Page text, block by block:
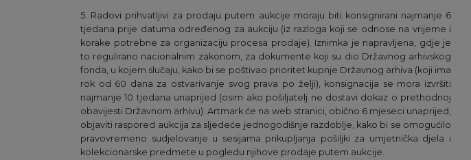
5. Radovi prihvatljivi za prodaju putem aukcije moraju biti konsignirani najmanje 6
tjedana prije datuma određenog za aukciju (iz razloga koji se odnose na vrijeme i
korake potrebne za organizaciju procesa prodaje). Iznimka je napravljena, gdje je
to regulirano nacionalnim zakonom, za dokumente koji su dio Državnog arhivskog
fonda, u kojem slučaju, kako bi se poštivao prioritet kupnje Državnog arhiva (koji ima
rok od 60 dana za ostvarivanje svog prava po želji), konsignacija se mora izvršiti
najmanje 10 tjedana unaprijed (osim ako pošiljatelj ne dostavi dokaz o prethodnoj
obavijesti Državnom arhivu). Artmark će na web stranici, obično 6 mjeseci unaprijed,
objaviti raspored aukcija za sljedeće jednogodišnje razdoblje, kako bi se omogućilo
pravovremeno sudjelovanje u sesijama prikupljanja pošiljki za umjetnička djela i
kolekcionarske predmete u pogledu njihove prodaje putem aukcije.